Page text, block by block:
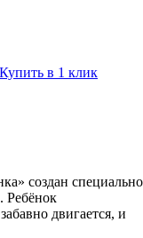
Купить в 1 клик
создан специально
Ребёнок
двигается, и